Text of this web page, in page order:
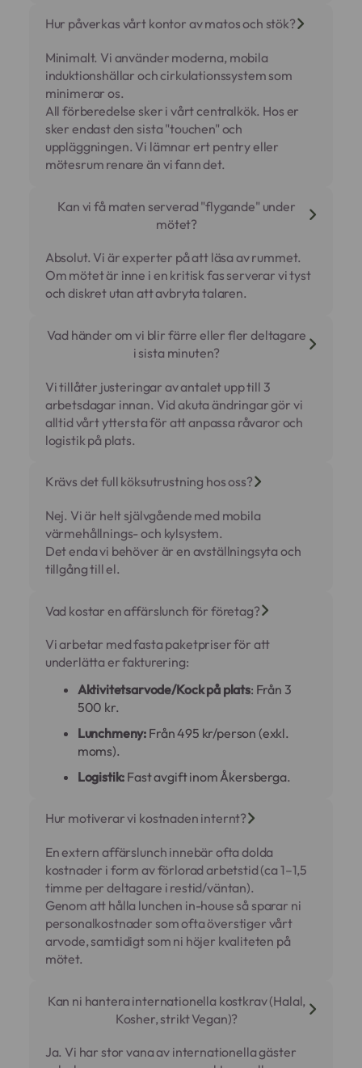
Hur påverkas vårt kontor av matos och stök?
Minimalt. Vi använder moderna, mobila
induktionshällar och cirkulationssystem som
minimerar os.
All förberedelse sker i vårt centralkök. Hos er
sker endast den sista "touchen" och
uppläggningen. Vi lämnar ert pentry eller
mötesrum renare än vi fann det.
Kan vi få maten serverad "flygande" under
mötet?
Absolut. Vi är experter på att läsa av rummet.
Om mötet är inne i en kritisk fas serverar vi tyst
och diskret utan att avbryta talaren.
Vad händer om vi blir färre eller fler deltagare
i sista minuten?
Vi tillåter justeringar av antalet upp till 3
arbetsdagar innan. Vid akuta ändringar gör vi
alltid vårt yttersta för att anpassa råvaror och
logistik på plats.
Krävs det full köksutrustning hos oss?
Nej. Vi är helt självgående med mobila
värmehållnings- och kylsystem.
Det enda vi behöver är en avställningsyta och
tillgång till el.
Vad kostar en affärslunch för företag?
Vi arbetar med fasta paketpriser för att
underlätta er fakturering:
Aktivitetsarvode/Kock på plats: Från 3
500 kr.
Lunchmeny: Från 495 kr/person (exkl.
moms).
Logistik: Fast avgift inom Åkersberga.
Hur motiverar vi kostnaden internt?
En extern affärslunch innebär ofta dolda
kostnader i form av förlorad arbetstid (ca 1–1,5
timme per deltagare i restid/väntan).
Genom att hålla lunchen in-house så sparar ni
personalkostnader som ofta överstiger vårt
arvode, samtidigt som ni höjer kvaliteten på
mötet.
Kan ni hantera internationella kostkrav (Halal,
Kosher, strikt Vegan)?
Ja. Vi har stor vana av internationella gäster